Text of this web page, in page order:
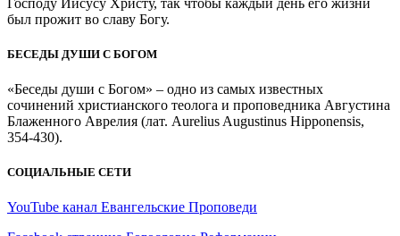
был прожит во славу Богу.
БЕСЕДЫ ДУШИ С БОГОМ
«Беседы души с Богом» – одно из самых известных
сочинений христианского теолога и проповедника Августина
Блаженного Аврелия (лат. Aurelius Augustinus Hipponensis,
354-430).
СОЦИАЛЬНЫЕ СЕТИ
YouTube канал Евангельские Проповеди